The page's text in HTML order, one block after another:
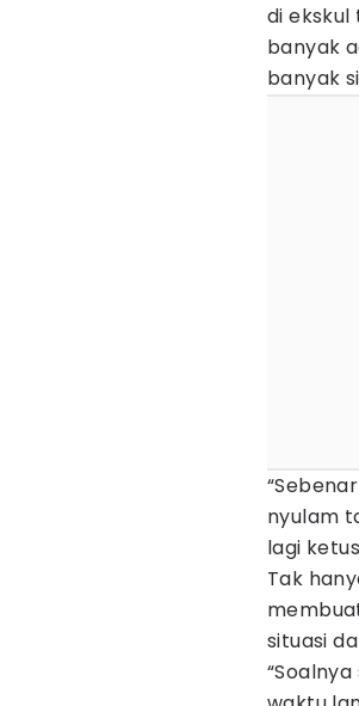
di ekskul
banyak
banyak
nyulam
lagi
Tak
situasi